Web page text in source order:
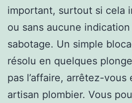
important, surtout si cela
ou sans aucune
sabotage. Un simple
résolu en quelques
pas l’affaire, arrêtez-vous
artisan plombier. Vous